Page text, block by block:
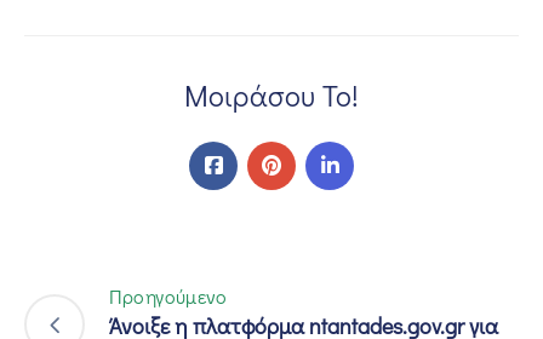
Μοιράσου Το!
Προηγούμενο
Άνοιξε η πλατφόρμα ntantades.gov.gr για